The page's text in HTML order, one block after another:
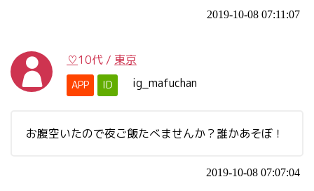
2019-10-08 07:11:07
♡10代 / 東京
APP ID ig_mafuchan
お腹空いたので夜ご飯たべませんか？誰かあそぼ！
2019-10-08 07:07:04